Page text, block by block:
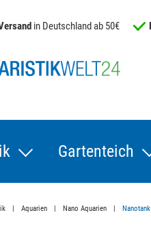
in Deutschland ab 50€
Gartenteich
Aquarien Nano Aquarien